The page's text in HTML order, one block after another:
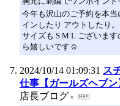
今年も沢山のご予約を本
インしたり アウトしたり。
サイズも S M L ございま
ら嬉しいです☺️
2024/10/14 01:09:31 ス
仕事【ガールズヘブ
店長ブログ